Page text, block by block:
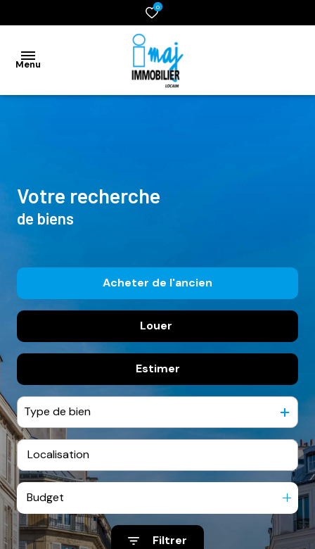
0
Menu
location
gestion
contact
espace
votre recherche
de biens
Acheter de l'ancien
Louer
Estimer
Type de bien
Budget
Filtrer